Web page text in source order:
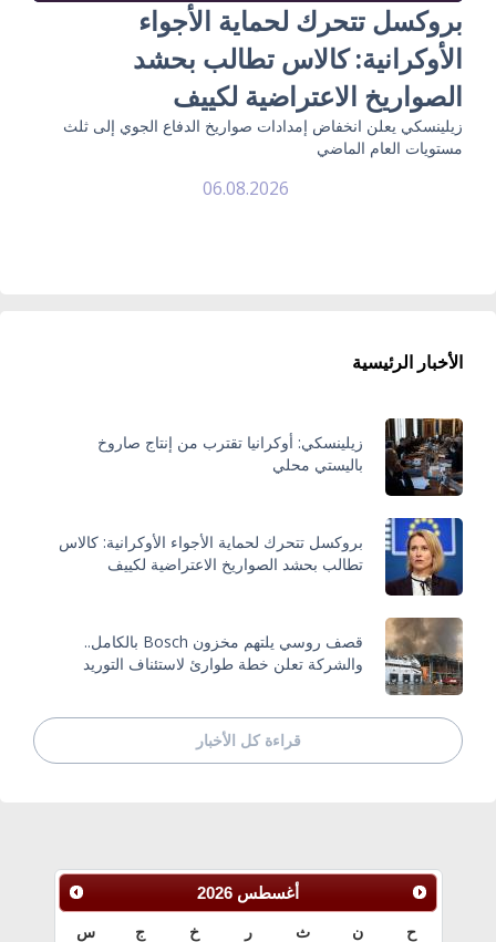
بروكسل تتحرك لحماية الأجواء
الأوكرانية: كالاس تطالب بحشد
الصواريخ الاعتراضية لكييف
زيلينسكي يعلن انخفاض إمدادات صواريخ الدفاع الجوي إلى ثلث
مستويات العام الماضي
06.08.2026
الأخبار الرئيسية
زيلينسكي: أوكرانيا تقترب من إنتاج صاروخ
باليستي محلي
بروكسل تتحرك لحماية الأجواء الأوكرانية: كالاس
تطالب بحشد الصواريخ الاعتراضية لكييف
قصف روسي يلتهم مخزون Bosch بالكامل..
والشركة تعلن خطة طوارئ لاستئناف التوريد
قراءة كل الأخبار
أغسطس 2026
ح ن ث ر خ ج س